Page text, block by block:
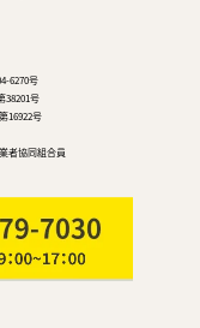
6270号
号
16922号
者協同組合員